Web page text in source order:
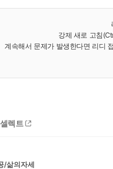
강제 새로 고침
계속해서 문제가 발생한다면 리디
셀렉트
/삶의자세